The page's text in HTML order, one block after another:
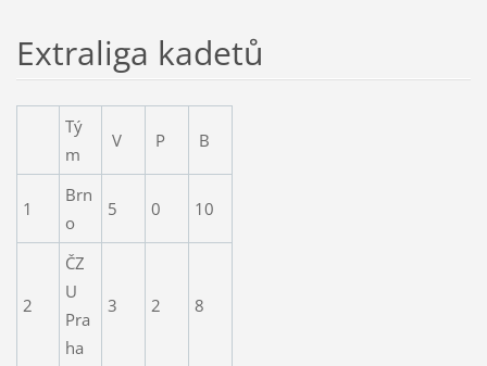
Extraliga kadetů
Tý
m
V P B
1
Brn
o
5 0 10
2
ČZ
U
Pra
ha
3 2 8